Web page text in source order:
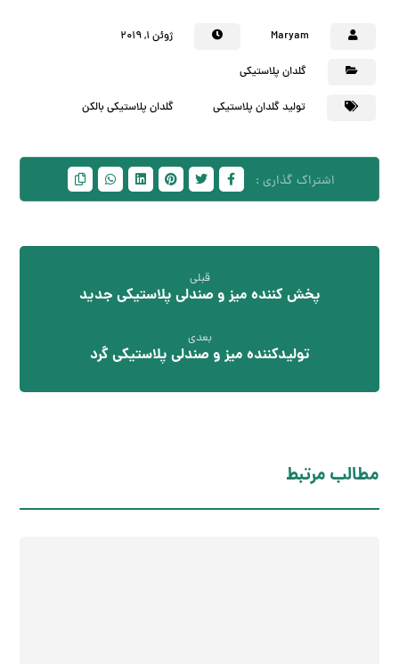
Maryam ژوئن ۱, ۲۰۱۹
گلدان پلاستیکی
تولید گلدان پلاستیکی گلدان پلاستیکی بالکن
قبلی
پخش کننده میز و صندلی پلاستیکی جدید
بعدی
تولیدکننده میز و صندلی پلاستیکی گرد
مطالب مرتبط